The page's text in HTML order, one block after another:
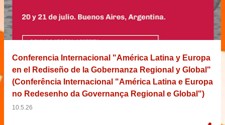
a
g
s
Conferencia Internacional "América Latina y Europa
en el Rediseño de la Gobernanza Regional y Global"
(Conferência Internacional "América Latina e Europa
no Redesenho da Governança Regional e Global")
10.5.26